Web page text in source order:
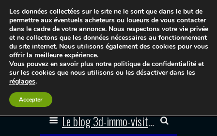
Le blog 3d-immo-visites
Les données collectées sur le site ne le sont que dans le but de
permettre aux éventuels acheteurs ou loueurs de vous contacter
dans le cadre de votre annonce. Nous respectons votre vie privée
et ne collectons que les données nécessaires au fonctionnement
du site internet. Nous utilisons également des cookies pour vous
offrir la meilleure expérience.
Vous pouvez en savoir plus notre politique de confidentialité et
sur les cookies que nous utilisons ou les désactiver dans les
réglages.
Accepter